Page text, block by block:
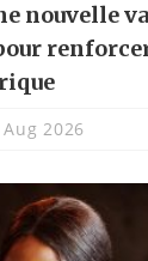
nouvelle
2026